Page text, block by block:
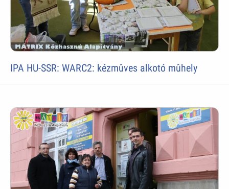
IPA HU-SSR: WARC2: kézmûves alkotó mûhely